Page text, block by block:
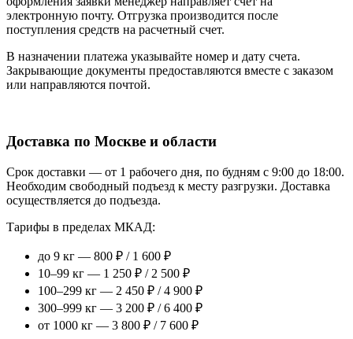
электронную почту. Отгрузка производится после
поступления средств на расчетный счет.
В назначении платежа указывайте номер и дату счета.
Закрывающие документы предоставляются вместе с заказом
или направляются почтой.
Доставка по Москве и области
Срок доставки — от 1 рабочего дня, по будням с 9:00 до 18:00.
Необходим свободный подъезд к месту разгрузки. Доставка
осуществляется до подъезда.
Тарифы в пределах МКАД:
до 9 кг — 800 ₽ / 1 600 ₽
10–99 кг — 1 250 ₽ / 2 500 ₽
100–299 кг — 2 450 ₽ / 4 900 ₽
300–999 кг — 3 200 ₽ / 6 400 ₽
от 1000 кг — 3 800 ₽ / 7 600 ₽